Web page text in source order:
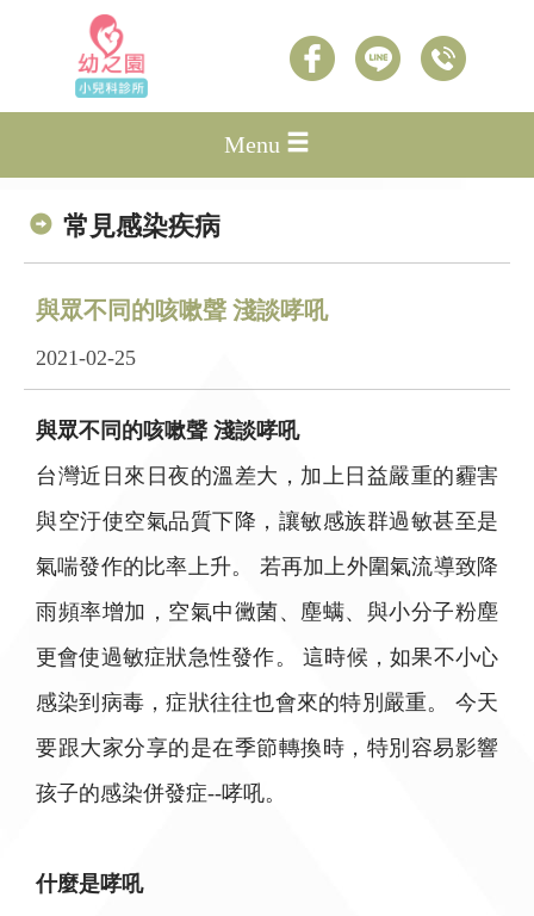
Menu
常見感染疾病
與眾不同的咳嗽聲 淺談哮吼
2021-02-25
與眾不同的咳嗽聲 淺談哮吼
台灣近日來日夜的溫差大，加上日益嚴重的霾害
與空汙使空氣品質下降，讓敏感族群過敏甚至是
氣喘發作的比率上升。 若再加上外圍氣流導致降
雨頻率增加，空氣中黴菌、塵螨、與小分子粉塵
更會使過敏症狀急性發作。 這時候，如果不小心
感染到病毒，症狀往往也會來的特別嚴重。 今天
要跟大家分享的是在季節轉換時，特別容易影響
孩子的感染併發症--哮吼。
什麼是哮吼